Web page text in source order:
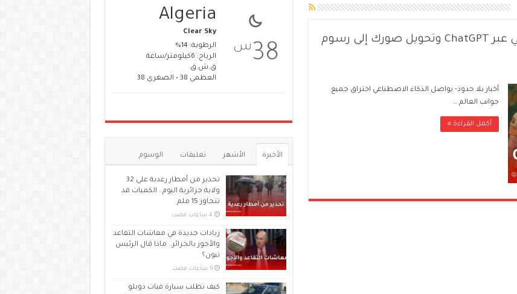
إنشاء صور كرتونية بالذكاء الاصطناعي عبر ChatGPT وتحويل صورك إلى رسوم
أخبار بلا حدود- يواصل الذكاء الاصطناعي اختراق جميع
جوانب العالم …
أكمل القراءة »
38 س
Algeria
Clear Sky
الرطوبة: 14%
الرياح: 6كيلومتر/ساعة
ق.ش.ق‎
العظمى 38 • الصغرى 38
الأخيرة الأشهر تعليقات الوسوم
تحذير من أمطار رعدية على 32
ولاية جزائرية اليوم.. الكميات قد
تتجاوز 15 ملم
زيادات جديدة في معاشات التقاعد
والأجور بالجزائر.. ماذا قال الرئيس
تبون؟
‏9 ساعات مضت
كيف تطلب سيارة فيات دوبلو